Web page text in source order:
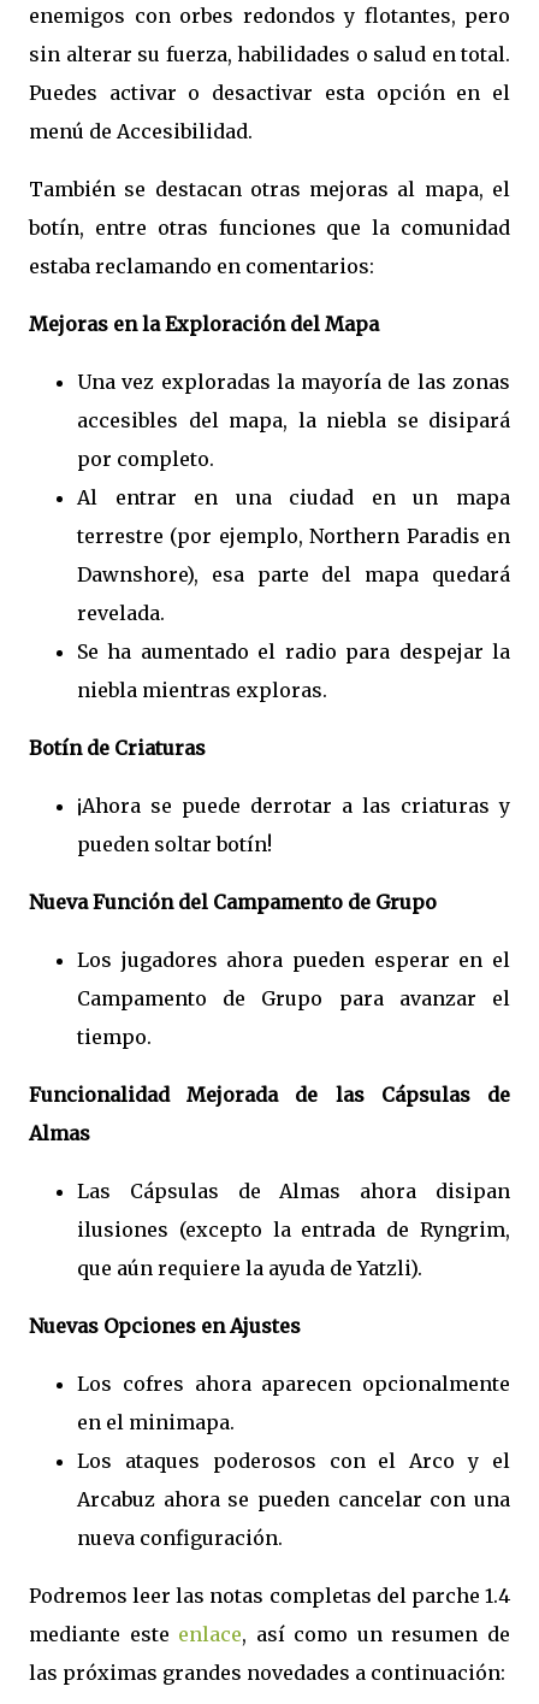
enemigos con orbes redondos y flotantes, pero
sin alterar su fuerza, habilidades o salud en total.
Puedes activar o desactivar esta opción en el
menú de Accesibilidad.
También se destacan otras mejoras al mapa, el
botín, entre otras funciones que la comunidad
estaba reclamando en comentarios:
Mejoras en la Exploración del Mapa
Una vez exploradas la mayoría de las zonas
accesibles del mapa, la niebla se disipará
por completo.
Al entrar en una ciudad en un mapa
terrestre (por ejemplo, Northern Paradis en
Dawnshore), esa parte del mapa quedará
revelada.
Se ha aumentado el radio para despejar la
niebla mientras exploras.
Botín de Criaturas
¡Ahora se puede derrotar a las criaturas y
pueden soltar botín!
Nueva Función del Campamento de Grupo
Los jugadores ahora pueden esperar en el
Campamento de Grupo para avanzar el
tiempo.
Funcionalidad Mejorada de las Cápsulas de
Almas
Las Cápsulas de Almas ahora disipan
ilusiones (excepto la entrada de Ryngrim,
que aún requiere la ayuda de Yatzli).
Nuevas Opciones en Ajustes
Los cofres ahora aparecen opcionalmente
en el minimapa.
Los ataques poderosos con el Arco y el
Arcabuz ahora se pueden cancelar con una
nueva configuración.
Podremos leer las notas completas del parche 1.4
mediante este enlace, así como un resumen de
las próximas grandes novedades a continuación: